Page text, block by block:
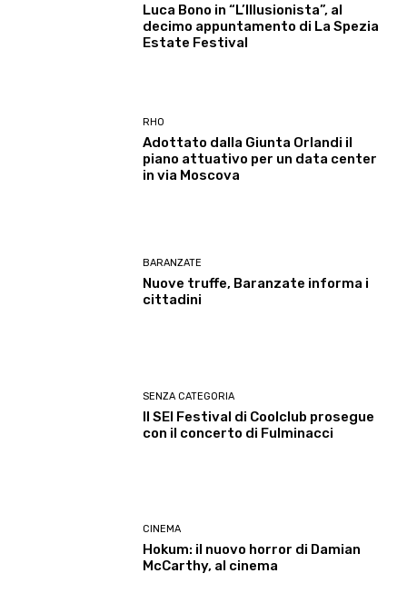
Luca Bono in “L’Illusionista”, al
decimo appuntamento di La Spezia
Estate Festival
RHO
Adottato dalla Giunta Orlandi il
piano attuativo per un data center
in via Moscova
BARANZATE
Nuove truffe, Baranzate informa i
cittadini
SENZA CATEGORIA
Il SEI Festival di Coolclub prosegue
con il concerto di Fulminacci
CINEMA
Hokum: il nuovo horror di Damian
McCarthy, al cinema